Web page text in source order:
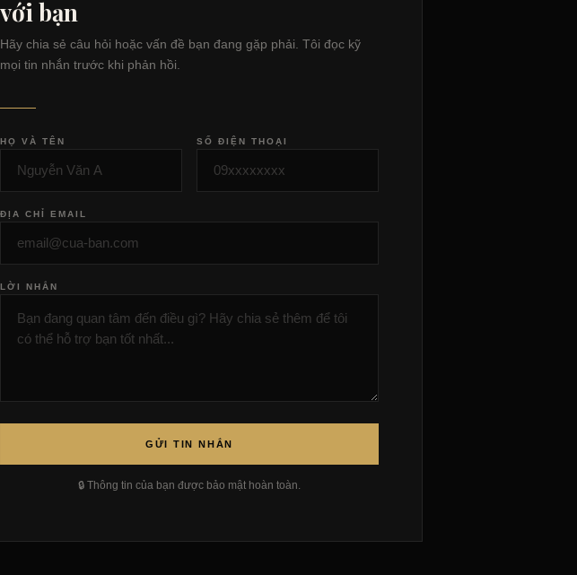
với bạn
Hãy chia sẻ câu hỏi hoặc vấn đề bạn đang gặp phải. Tôi đọc kỹ
mọi tin nhắn trước khi phản hồi.
HỌ VÀ TÊN SỐ ĐIỆN THOẠI
ĐỊA CHỈ EMAIL
LỜI NHẮN
GỬI TIN NHẮN
🔒 Thông tin của bạn được bảo mật hoàn toàn.